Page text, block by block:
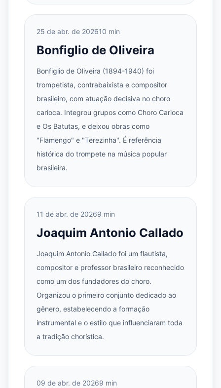
25 de abr. de 202610 min
Bonfiglio de Oliveira
Bonfiglio de Oliveira (1894-1940) foi
trompetista, contrabaixista e compositor
brasileiro, com atuação decisiva no choro
carioca. Integrou grupos como Choro Carioca
e Os Batutas, e deixou obras como
"Flamengo" e "Terezinha". É referência
histórica do trompete na música popular
brasileira.
11 de abr. de 20269 min
Joaquim Antonio Callado
Joaquim Antonio Callado foi um flautista,
compositor e professor brasileiro reconhecido
como um dos fundadores do choro.
Organizou o primeiro conjunto dedicado ao
gênero, estabelecendo a formação
instrumental e o estilo que influenciaram toda
a tradição chorística.
09 de abr. de 20269 min